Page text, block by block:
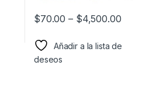
$70.00 – $4,500.00
Añadir a la lista de
deseos